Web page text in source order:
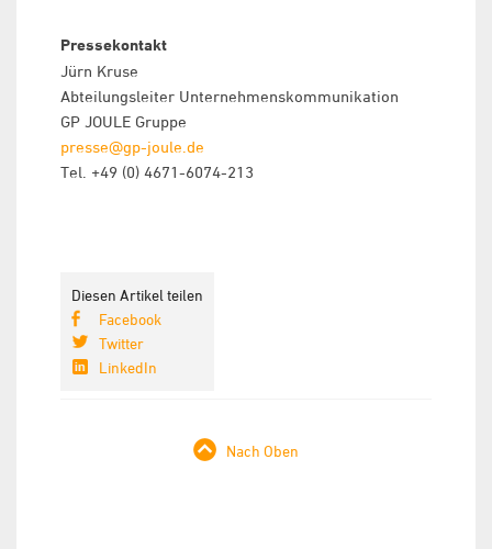
Pressekontakt
Jürn Kruse
Abteilungsleiter Unternehmenskommunikation
GP JOULE Gruppe
presse@gp-joule.de
Tel. +49 (0) 4671-6074-213
Diesen Artikel teilen
Facebook
Twitter
LinkedIn
Nach Oben